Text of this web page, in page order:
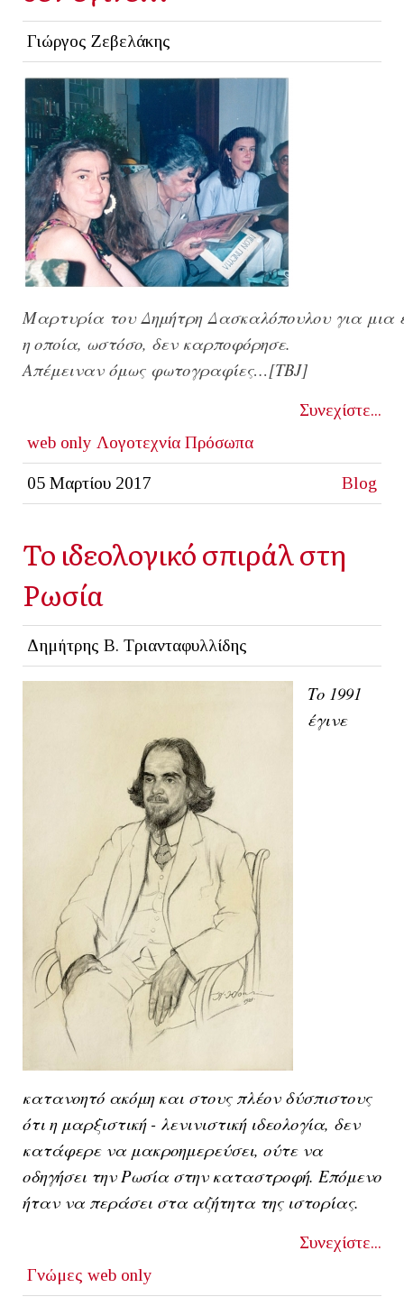
Γιώργος Ζεβελάκης
Mαρτυρία του Δημήτρη Δασκαλόπουλου για μια
ηοποία, ωστόσο, δεν καρποφόρησε.
Απέμειναν όμως φωτογραφίες…[ΤΒJ]
Συνεχίστε...
web only Λογοτεχνία Πρόσωπα
05 Μαρτίου 2017 Blog
Το ιδεολογικό σπιράλ στη
Ρωσία
Δημήτρης Β. Τριανταφυλλίδης
Το 1991
έγινε
κατανοητό ακόμη και στους πλέον δύσπιστους
ότι η μαρξιστική - λενινιστική ιδεολογία, δεν
κατάφερε να μακροημερεύσει, ούτε να
οδηγήσει την Ρωσία στην καταστροφή. Επόμενο
ήταν να περάσει στα αζήτητα της ιστορίας.
Συνεχίστε...
Γνώμες web only